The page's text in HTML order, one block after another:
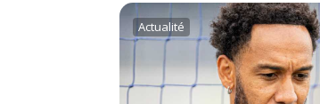
Actualité